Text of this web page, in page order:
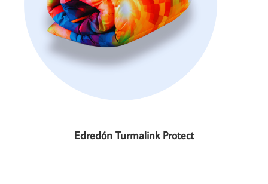
Edredón Turmalink Protect